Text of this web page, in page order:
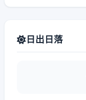
日出日落